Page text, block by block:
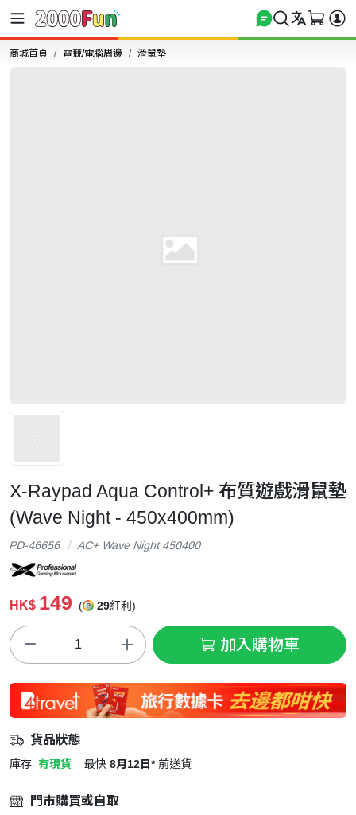
商城首頁 電競/電腦周邊 滑鼠墊
X-Raypad Aqua Control+ 布質遊戲滑鼠墊
(Wave Night - 450x400mm)
PD-46656 AC+ Wave Night 450400
HK$ 149 ( 29紅利)
加入購物車
貨品狀態
庫存 有現貨 最快 8月12日* 前送貨
門市購買或自取